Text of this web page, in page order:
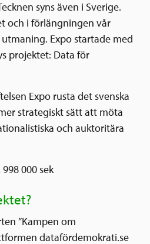
syns även i Sverige.
och i förlängningen vår
Expo startade med
projektet: Data för
Expo rusta det svenska
strategiskt sätt att möta
och auktoritära
000 sek
”Kampen om
datafördemokrati.se